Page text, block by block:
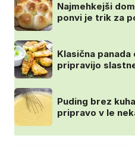
Najmehkejši
ponvi je trik za
Klasična
pripravijo
Puding brez
pripravo v le